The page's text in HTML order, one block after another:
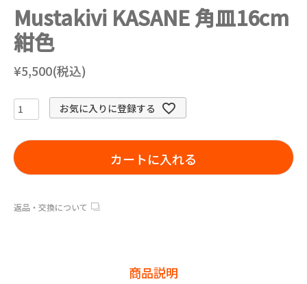
Mustakivi KASANE 角皿16cm
紺色
¥5,500(税込)
お気に入りに登録する
カートに入れる
返品・交換について
商品説明